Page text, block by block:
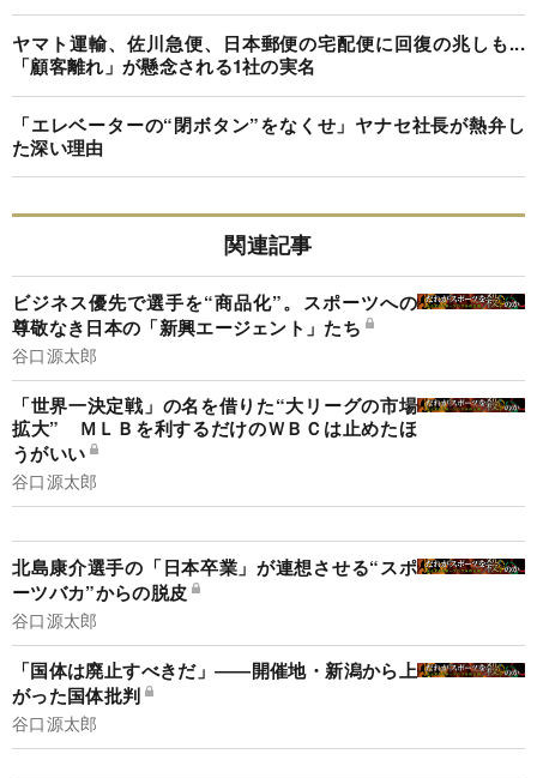
ヤマト運輸、佐川急便、日本郵便の宅配便に回復の兆しも...
「顧客離れ」が懸念される1社の実名
「エレベーターの“閉ボタン”をなくせ」ヤナセ社長が熱弁し
た深い理由
関連記事
ビジネス優先で選手を“商品化”。スポーツへの
尊敬なき日本の「新興エージェント」たち
谷口源太郎
「世界一決定戦」の名を借りた“大リーグの市場
拡大” ＭＬＢを利するだけのＷＢＣは止めたほ
うがいい
谷口源太郎
北島康介選手の「日本卒業」が連想させる“スポ
ーツバカ”からの脱皮
谷口源太郎
「国体は廃止すべきだ」――開催地・新潟から上
がった国体批判
谷口源太郎